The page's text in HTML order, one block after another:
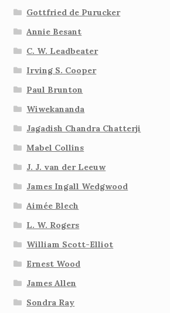
Gottfried de Purucker
Annie Besant
C. W. Leadbeater
Irving S. Cooper
Paul Brunton
Wiwekananda
Jagadish Chandra Chatterji
Mabel Collins
J. J. van der Leeuw
James Ingall Wedgwood
Aimée Blech
L. W. Rogers
William Scott-Elliot
Ernest Wood
James Allen
Sondra Ray